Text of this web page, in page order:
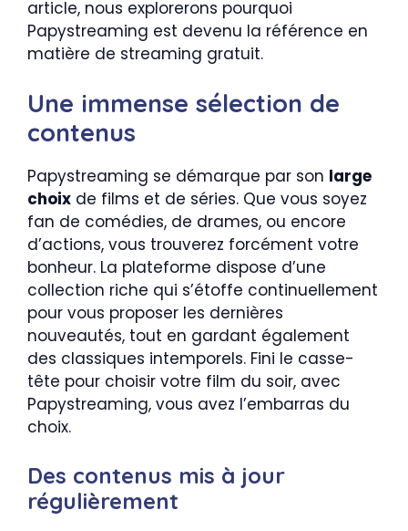
article, nous explorerons pourquoi
Papystreaming est devenu la référence en
matière de streaming gratuit.
Une immense sélection de
contenus
Papystreaming se démarque par son large
choix de films et de séries. Que vous soyez
fan de comédies, de drames, ou encore
d’actions, vous trouverez forcément votre
bonheur. La plateforme dispose d’une
collection riche qui s’étoffe continuellement
pour vous proposer les dernières
nouveautés, tout en gardant également
des classiques intemporels. Fini le casse-
tête pour choisir votre film du soir, avec
Papystreaming, vous avez l’embarras du
choix.
Des contenus mis à jour
régulièrement